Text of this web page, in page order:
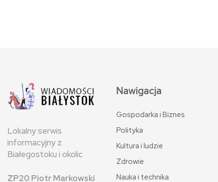
Lokalny serwis
informacyjny z
Białegostoku i okolic
ZP20 Piotr Markowski
Nawigacja
Gospodarka i Biznes
Polityka
Kultura i ludzie
Zdrowie
Nauka i technika